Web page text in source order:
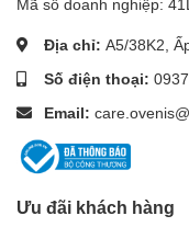
Địa chỉ: A5/38K2,
Số điện thoại:
Email:
Ưu đãi khách hàng